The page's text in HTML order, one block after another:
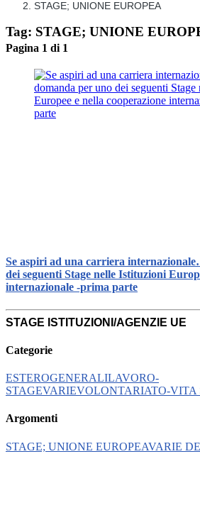
STAGE; UNIONE EUROPEA
Tag: STAGE; UNIONE
Pagina 1 di 1
Se aspiri ad una carriera
dei seguenti Stage nelle Istituzioni
internazionale -prima parte
STAGE ISTITUZIONI/AGENZIE UE
Categorie
ESTEROGENERALILAVORO-
STAGEVARIEVOLONTARIATO-VITA
Argomenti
STAGE; UNIONE EUROPEAVARIE